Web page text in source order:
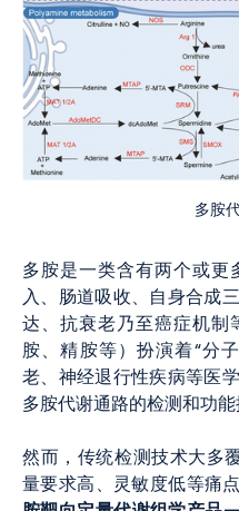
多胺
多胺是一类含有两个或
入、肠道吸收、自身合成
达、抗衰老乃至癌症机
胺、精胺等）扮演着“分
老、神经退行性疾病等医
多胺代谢通路的检测和功能
然而，传统检测技术大多
量要求高、灵敏度低等痛